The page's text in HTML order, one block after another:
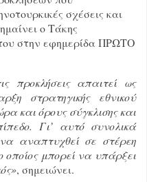
σχέσεις και
ο Τάκης
στην εφημερίδα ΠΡΩΤΟ
προκλήσεις απαιτεί ως
στρατηγικής εθνικού
και όρους σύγκλισης και
Γι’ αυτό συνολικά
αναπτυχθεί σε στέρεη
οποίος μπορεί να υπάρξει
, σημειώνει.